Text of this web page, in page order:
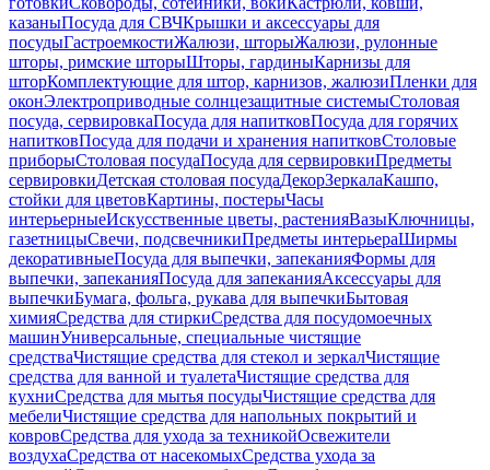
казаныПосуда для СВЧКрышки и аксессуары для
посудыГастроемкостиЖалюзи, шторыЖалюзи, рулонные
шторы, римские шторыШторы, гардиныКарнизы для
шторКомплектующие для штор, карнизов, жалюзиПленки для
оконЭлектроприводные солнцезащитные системыСтоловая
посуда, сервировкаПосуда для напитковПосуда для горячих
напитковПосуда для подачи и хранения напитковСтоловые
приборыСтоловая посудаПосуда для сервировкиПредметы
сервировкиДетская столовая посудаДекорЗеркалаКашпо,
стойки для цветовКартины, постерыЧасы
интерьерныеИскусственные цветы, растенияВазыКлючницы,
газетницыСвечи, подсвечникиПредметы интерьераШирмы
декоративныеПосуда для выпечки, запеканияФормы для
выпечки, запеканияПосуда для запеканияАксессуары для
выпечкиБумага, фольга, рукава для выпечкиБытовая
химияСредства для стиркиСредства для посудомоечных
машинУниверсальные, специальные чистящие
средстваЧистящие средства для стекол и зеркалЧистящие
средства для ванной и туалетаЧистящие средства для
кухниСредства для мытья посудыЧистящие средства для
мебелиЧистящие средства для напольных покрытий и
ковровСредства для ухода за техникойОсвежители
воздухаСредства от насекомыхСредства ухода за